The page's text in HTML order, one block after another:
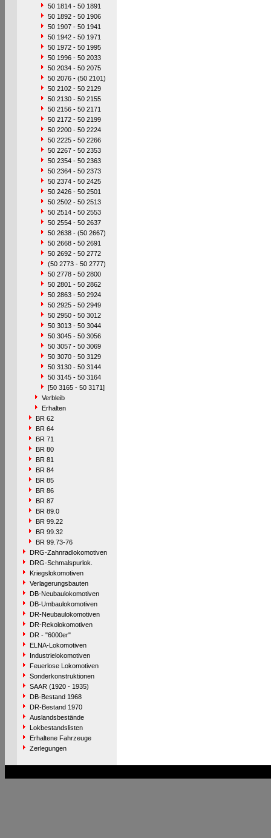
50 1814 - 50 1891
50 1892 - 50 1906
50 1907 - 50 1941
50 1942 - 50 1971
50 1972 - 50 1995
50 1996 - 50 2033
50 2034 - 50 2075
50 2076 - (50 2101)
50 2102 - 50 2129
50 2130 - 50 2155
50 2156 - 50 2171
50 2172 - 50 2199
50 2200 - 50 2224
50 2225 - 50 2266
50 2267 - 50 2353
50 2354 - 50 2363
50 2364 - 50 2373
50 2374 - 50 2425
50 2426 - 50 2501
50 2502 - 50 2513
50 2514 - 50 2553
50 2554 - 50 2637
50 2638 - (50 2667)
50 2668 - 50 2691
50 2692 - 50 2772
(50 2773 - 50 2777)
50 2778 - 50 2800
50 2801 - 50 2862
50 2863 - 50 2924
50 2925 - 50 2949
50 2950 - 50 3012
50 3013 - 50 3044
50 3045 - 50 3056
50 3057 - 50 3069
50 3070 - 50 3129
50 3130 - 50 3144
50 3145 - 50 3164
[50 3165 - 50 3171]
Verbleib
Erhalten
BR 62
BR 64
BR 71
BR 80
BR 81
BR 84
BR 85
BR 86
BR 87
BR 89.0
BR 99.22
BR 99.32
BR 99.73-76
DRG-Zahnradlokomotiven
DRG-Schmalspurlok.
Kriegslokomotiven
Verlagerungsbauten
DB-Neubaulokomotiven
DB-Umbaulokomotiven
DR-Neubaulokomotiven
DR-Rekolokomotiven
DR - "6000er"
ELNA-Lokomotiven
Industrielokomotiven
Feuerlose Lokomotiven
Sonderkonstruktionen
SAAR (1920 - 1935)
DB-Bestand 1968
DR-Bestand 1970
Auslandsbestände
Lokbestandslisten
Erhaltene Fahrzeuge
Zerlegungen